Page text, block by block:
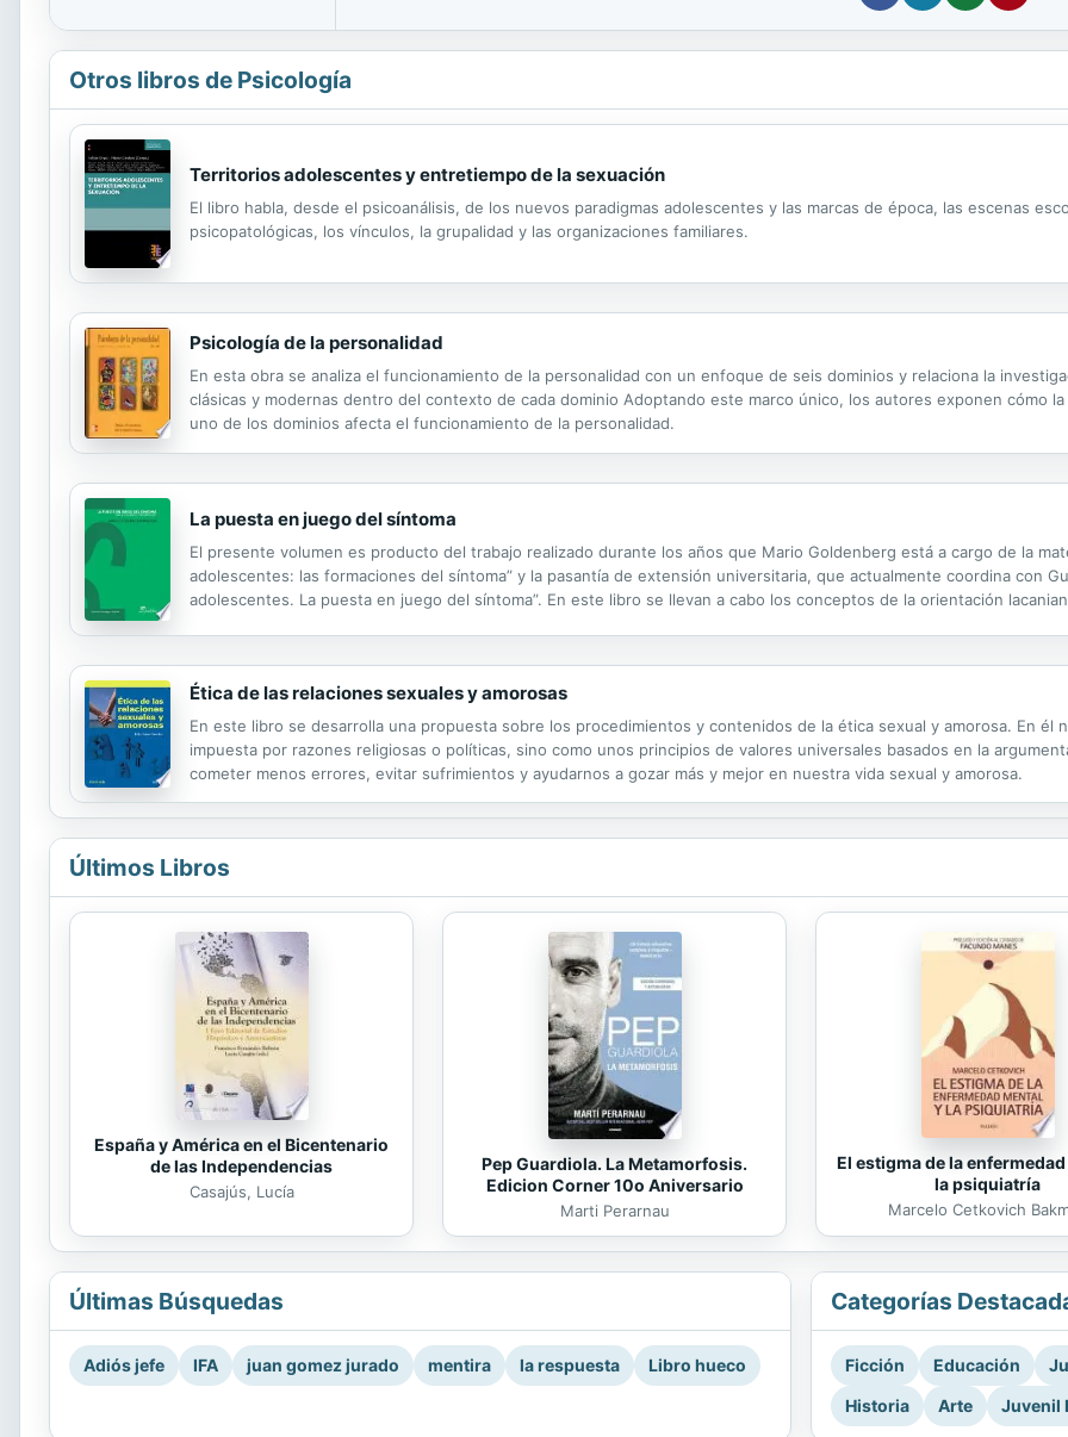
Otros libros de Psicología
Territorios adolescentes y entretiempo de la sexuación
El libro habla, desde el psicoanálisis, de los nuevos paradigmas adolescentes y las marcas de época, las escenas
psicopatológicas, los vínculos, la grupalidad y las organizaciones familiares.
Psicología de la personalidad
En esta obra se analiza el funcionamiento de la personalidad con un enfoque de seis dominios y relaciona la
clásicas y modernas dentro del contexto de cada dominio Adoptando este marco único, los autores exponen cómo
uno de los dominios afecta el funcionamiento de la personalidad.
La puesta en juego del síntoma
El presente volumen es producto del trabajo realizado durante los años que Mario Goldenberg está a cargo de la
adolescentes: las formaciones del síntoma” y la pasantía de extensión universitaria, que actualmente coordina con
adolescentes. La puesta en juego del síntoma”. En este libro se llevan a cabo los conceptos de la orientación
Ética de las relaciones sexuales y amorosas
En este libro se desarrolla una propuesta sobre los procedimientos y contenidos de la ética sexual y amorosa. En él
impuesta por razones religiosas o políticas, sino como unos principios de valores universales basados en la
cometer menos errores, evitar sufrimientos y ayudarnos a gozar más y mejor en nuestra vida sexual y amorosa.
Últimos Libros
España y América en el Bicentenario
de las Independencias
Casajús, Lucía
Pep Guardiola. La Metamorfosis.
Edicion Corner 10o Aniversario
Marti Perarnau
El estigma de la
la psiquiatría
Marcelo Cetkovich
Últimas Búsquedas
Adiós jefe IFA juan gomez jurado mentira la respuesta Libro hueco
Categorías
Ficción Educación
Historia
Arte Juvenil